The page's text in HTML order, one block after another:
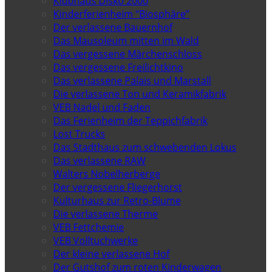
Kinderferienheim “Biosphäre”
Der verlassene Bauernhof
Das Mausoleum mitten im Wald
Das vergessene Märchenschloss
Das vergessene Freilichtkino
Das verlassene Palais und Marstall
Die verlassene Ton und Keramikfabrik
VEB Nadel und Faden
Das Ferienheim der Teppichfabrik
Lost Trucks
Das Stadthaus zum schwebenden Lokus
Das verlassene RAW
Walters Nobelherberge
Der vergessene Fliegerhorst
Kulturhaus zur Retro-Blume
Die verlassene Therme
VEB Fettchemie
VEB Volltuchwerke
Der kleine verlassene Hof
Der Gutshof zum roten Kinderwagen